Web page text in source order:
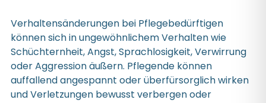
Verhaltensänderungen bei Pflegebedürftigen
können sich in ungewöhnlichem Verhalten wie
Schüchternheit, Angst, Sprachlosigkeit, Verwirrung
oder Aggression äußern. Pflegende können
auffallend angespannt oder überfürsorglich wirken
und Verletzungen bewusst verbergen oder